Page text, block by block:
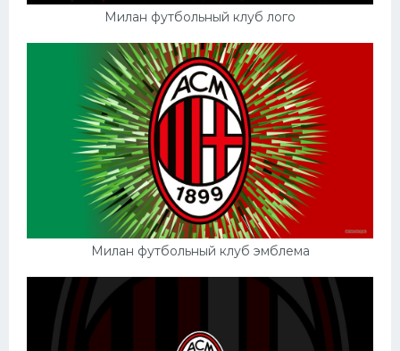
Милан футбольный клуб лого
Милан футбольный клуб эмблема